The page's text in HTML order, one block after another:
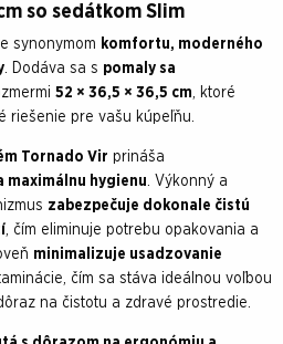
so sedátkom Slim
synonymom komfortu, moderného
. Dodáva sa s pomaly sa
52 × 36,5 × 36,5 cm, ktoré
riešenie pre vašu kúpeľňu.
Tornado Vir prináša
maximálnu hygienu. Výkonný a
zabezpečuje dokonale čistú
, čím eliminuje potrebu opakovania a
minimalizuje usadzovanie
čím sa stáva ideálnou voľbou
na čistotu a zdravé prostredie.